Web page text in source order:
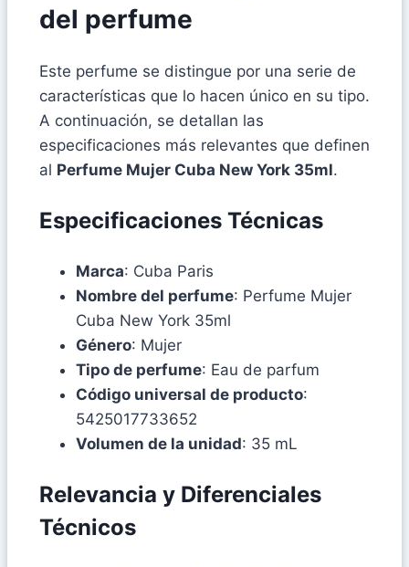
del perfume
Este perfume se distingue por una serie de
características que lo hacen único en su tipo.
A continuación, se detallan las
especificaciones más relevantes que definen
al Perfume Mujer Cuba New York 35ml.
Especificaciones Técnicas
Marca: Cuba Paris
Nombre del perfume: Perfume Mujer
Cuba New York 35ml
Género: Mujer
Tipo de perfume: Eau de parfum
Código universal de producto:
5425017733652
Volumen de la unidad: 35 mL
Relevancia y Diferenciales
Técnicos